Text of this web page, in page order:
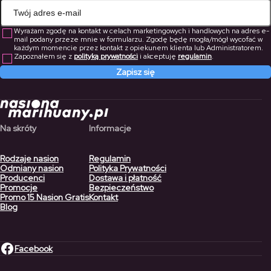
Wyrażam zgodę na kontakt w celach marketingowych i handlowych na adres e-
mail podany przeze mnie w formularzu. Zgodę będę mogła/mógł wycofać w
każdym momencie przez kontakt z opiekunem klienta lub Administratorem.
Zapoznałem się z polityką prywatnościi akceptuję regulamin.
Zapisz się
Na skróty
Rodzaje nasion
Odmiany nasion
Producenci
Promocje
Promo 15 Nasion Gratis
Blog
Informacje
Regulamin
Polityka Prywatności
Dostawa i płatność
Bezpieczeństwo
Kontakt
Facebook